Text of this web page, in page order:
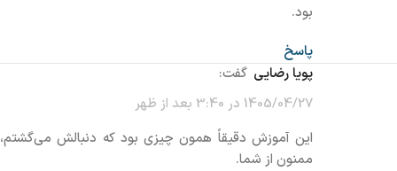
بود.
پاسخ
پویا رضایی گفت:
1405/04/27 در 3:40 بعد از ظهر
این آموزش دقیقاً همون چیزی بود که دنبالش می‌گشتم،
ممنون از شما.